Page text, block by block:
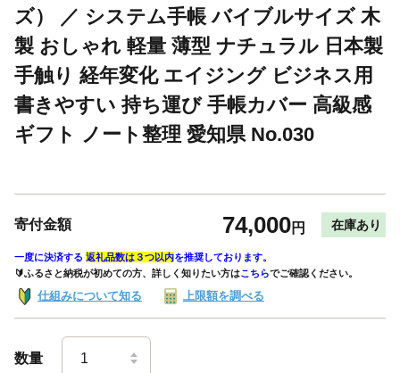
ズ） ／ システム手帳 バイブルサイズ 木
製 おしゃれ 軽量 薄型 ナチュラル 日本製
手触り 経年変化 エイジング ビジネス用
書きやすい 持ち運び 手帳カバー 高級感
ギフト ノート整理 愛知県 No.030
寄付金額 74,000円 在庫あり
一度に決済する 返礼品数は３つ以内を推奨しております。
🔰ふるさと納税が初めての方、詳しく知りたい方はこちらでご確認ください。
仕組みについて知る 上限額を調べる
数量